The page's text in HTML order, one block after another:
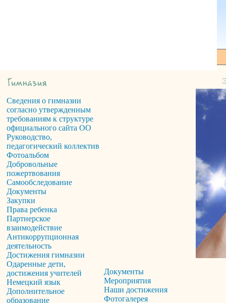
Сведения о гимназии
согласно утвержденным
требованиям к структуре
официального сайта ОО
Руководство,
педагогический коллектив
Фотоальбом
Добровольные
пожертвования
Самообследование
Документы
Закупки
Права ребенка
Партнерское
взаимодействие
Антикоррупционная
деятельность
Достижения гимназии
Одаренные дети,
достижения учителей
Немецкий язык
Дополнительное
образование
Документы
Мероприятия
Наши достижения
Фотогалерея